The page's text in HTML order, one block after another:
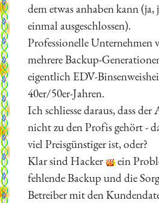
dem etwas anhaben kann
einmal ausgeschlossen).
Professionelle Unternehmen
mehrere Backup-
eigentlich EDV-
40er/50er-Jahren.
Ich schliesse daraus, dass
nicht zu den Profis gehört -
viel Preisgünstiger ist, oder?
Klar sind Hacker
ein
fehlende Backup und die
Betreiber mit den